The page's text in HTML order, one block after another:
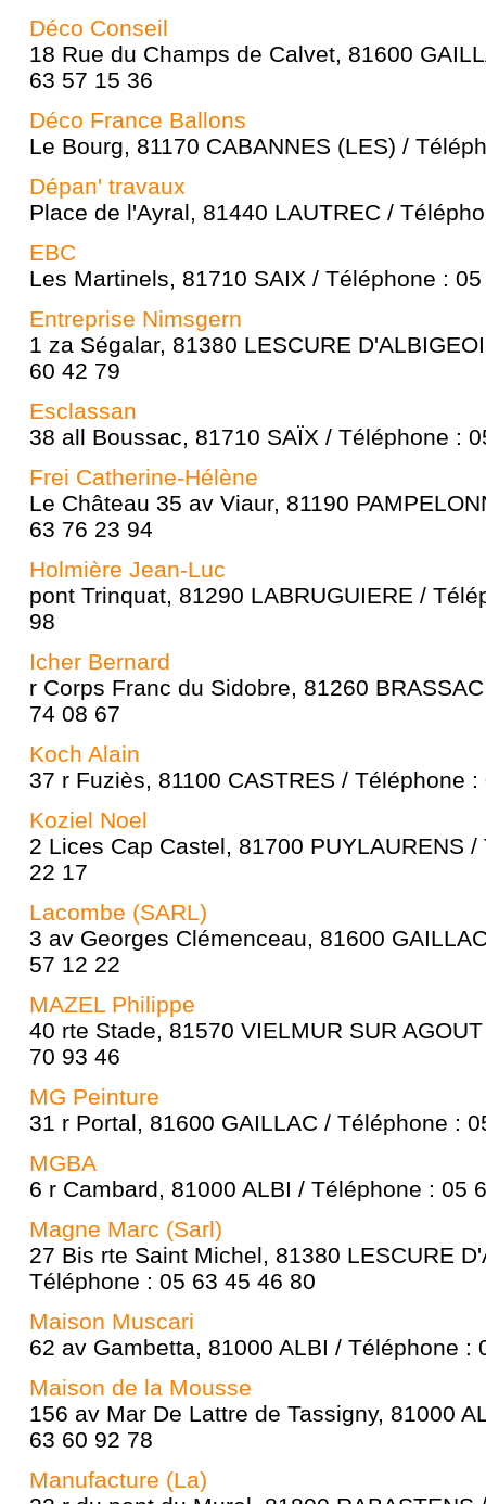
Déco Conseil
18 Rue du Champs de Calvet, 81600
63 57 15 36
Déco France Ballons
Le Bourg, 81170 CABANNES (LES) /
Dépan' travaux
Place de l'Ayral, 81440 LAUTREC /
EBC
Les Martinels, 81710 SAIX / Téléphone :
Entreprise Nimsgern
1 za Ségalar, 81380 LESCURE
60 42 79
Esclassan
38 all Boussac, 81710 SAÏX / Téléphone :
Frei Catherine-Hélène
Le Château 35 av Viaur, 81190
63 76 23 94
Holmière Jean-Luc
pont Trinquat, 81290 LABRUGUIERE /
98
Icher Bernard
r Corps Franc du Sidobre, 81260
74 08 67
Koch Alain
37 r Fuziès, 81100 CASTRES / Téléphone
Koziel Noel
2 Lices Cap Castel, 81700 PUYLAURENS
22 17
Lacombe (SARL)
3 av Georges Clémenceau, 81600
57 12 22
MAZEL Philippe
40 rte Stade, 81570 VIELMUR SUR
70 93 46
MG Peinture
31 r Portal, 81600 GAILLAC / Téléphone :
MGBA
6 r Cambard, 81000 ALBI / Téléphone : 05
Magne Marc (Sarl)
27 Bis rte Saint Michel, 81380 LESCURE
Téléphone : 05 63 45 46 80
Maison Muscari
62 av Gambetta, 81000 ALBI / Téléphone :
Maison de la Mousse
156 av Mar De Lattre de Tassigny, 81000
63 60 92 78
Manufacture (La)